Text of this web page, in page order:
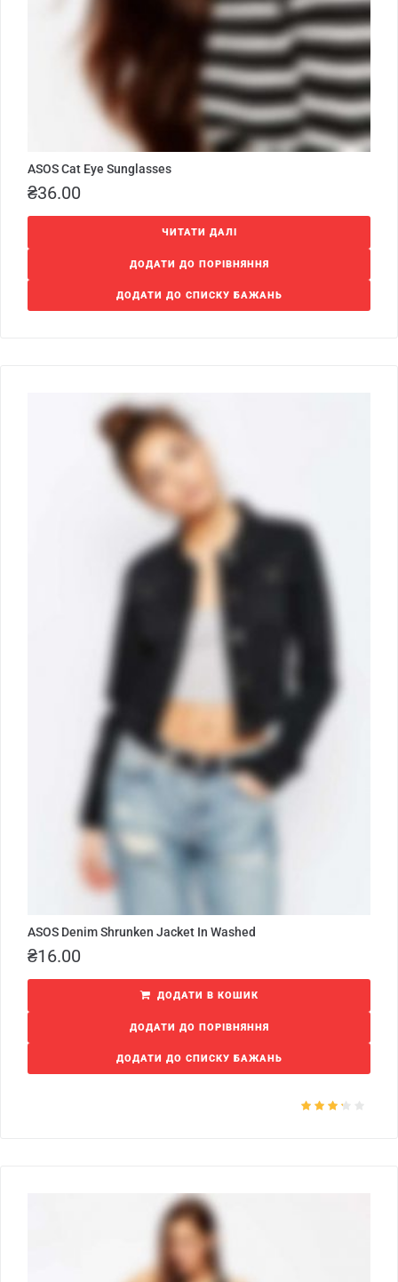
ASOS Cat Eye Sunglasses
₴36.00
ЧИТАТИ ДАЛІ
ДОДАТИ ДО ПОРІВНЯННЯ
ДОДАТИ ДО СПИСКУ БАЖАНЬ
ASOS Denim Shrunken Jacket In Washed
₴16.00
ДОДАТИ В КОШИК
ДОДАТИ ДО ПОРІВНЯННЯ
ДОДАТИ ДО СПИСКУ БАЖАНЬ